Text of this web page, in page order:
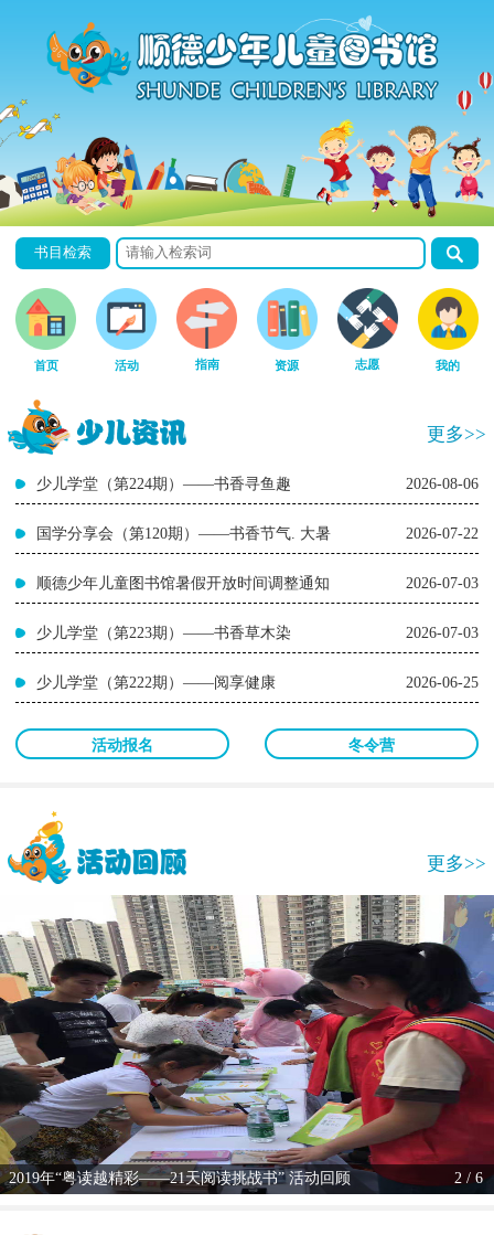
书目检索
首页 活动 指南 资源 志愿 我的
更多>>
少儿学堂（第224期）——书香寻鱼趣 2026-08-06
国学分享会（第120期）——书香节气. 大暑 2026-07-22
顺德少年儿童图书馆暑假开放时间调整通知 2026-07-03
少儿学堂（第223期）——书香草木染 2026-07-03
少儿学堂（第222期）——阅享健康 2026-06-25
活动报名 冬令营
更多>>
2019年“粤读越精彩——21天阅读挑战书” 活动回顾 2 / 6